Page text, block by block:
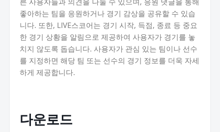
좋아하는 팀을 응원하거나 경기 감상을 공유할 수 있습
니다. 또한, LIVE스코어는 경기 시작, 득점, 종료 등 중요
한 경기 상황을 알림으로 제공하여 사용자가 경기를 놓
치지 않도록 돕습니다. 사용자가 관심 있는 팀이나 선수
를 지정하면 해당 팀 또는 선수의 경기 정보를 더욱 자세
하게 제공합니다.
다운로드